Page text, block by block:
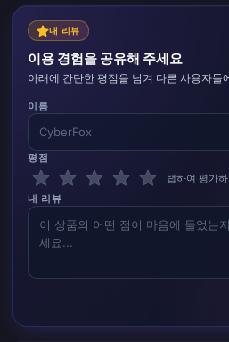
내 리뷰
이용 경험을 공유해 주세요
아래에 간단한 평점을 남겨 다른 사용자들
이름
평점
탭하여 평가
내 리뷰